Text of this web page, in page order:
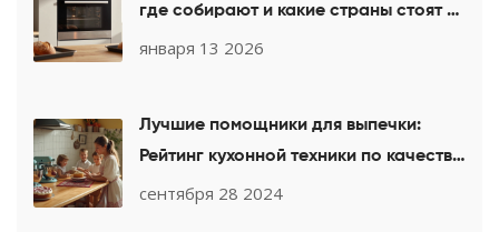
где собирают и какие страны стоят за
вашей печью
января 13 2026
Лучшие помощники для выпечки:
Рейтинг кухонной техники по качеству
и надежности
сентября 28 2024